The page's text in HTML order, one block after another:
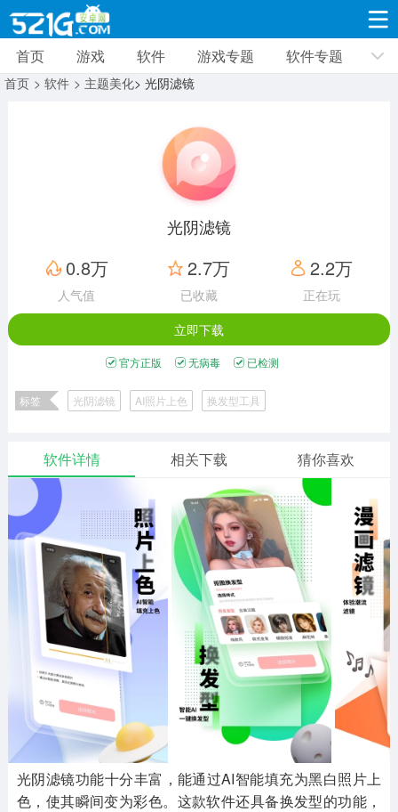
游戏 软件 游戏专题 软件专题 新闻资讯
8693款应用
动作闯关
12967款应用
赛车竞速
3632款应用
卡牌对战
2052款应用
体育运动
1280款应用
手游辅助
1959款应用
二次元
模拟经营
仙侠手游
485款应用
446款应用
绝地求生
34款应用
三国游戏
3934款应用
我的世界
69款应用
像素游戏
701款应用
其他
982款应用
末日游戏
1407款应用
pc游戏
3450款应用
游戏攻略
63款应用
软件教程
8款应用
热点新闻
8款应用
首页 游戏 软件 游戏专题 软件专题
首页 > 软件 > 主题美化> 光阴滤镜
光阴滤镜
0.8万
人气值
2.7万
已收藏
2.2万
正在玩
立即下载
官方正版 无病毒 已检测
标签 光阴滤镜 AI照片上色 换发型工具
软件详情 相关下载 猜你喜欢
光阴滤镜功能十分丰富，能通过AI智能填充为黑白照片上
色，使其瞬间变为彩色。这款软件还具备换发型的功能，